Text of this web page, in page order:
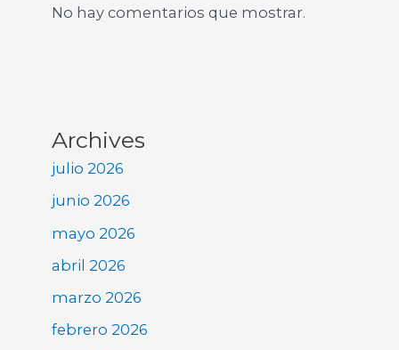
No hay comentarios que mostrar.
Archives
julio 2026
junio 2026
mayo 2026
abril 2026
marzo 2026
febrero 2026